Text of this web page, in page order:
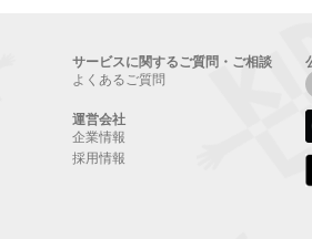
サービスに関するご質問・ご相談
よくあるご質問
運営会社
企業情報
採用情報